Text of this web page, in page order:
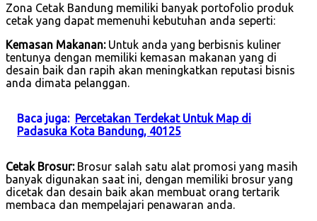
Zona Cetak Bandung memiliki banyak portofolio produk
cetak yang dapat memenuhi kebutuhan anda seperti:
Kemasan Makanan:Untuk anda yang berbisnis kuliner
tentunya dengan memiliki kemasan makanan yang di
desain baik dan rapih akan meningkatkan reputasi bisnis
anda dimata pelanggan.
Baca juga: Percetakan Terdekat Untuk Map di
Padasuka Kota Bandung, 40125
Cetak Brosur:Brosur salah satu alat promosi yang masih
banyak digunakan saat ini, dengan memiliki brosur yang
dicetak dan desain baik akan membuat orang tertarik
membaca dan mempelajari penawaran anda.